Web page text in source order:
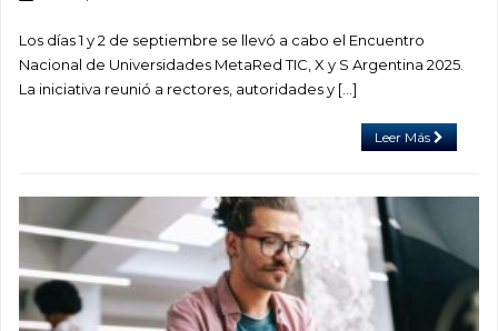
Los días 1 y 2 de septiembre se llevó a cabo el Encuentro
Nacional de Universidades MetaRed TIC, X y S Argentina 2025.
La iniciativa reunió a rectores, autoridades y […]
Leer Más